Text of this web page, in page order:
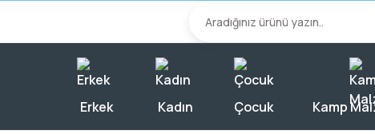
2000 TL Üzeri
Erkek Kadın Çocuk Kamp